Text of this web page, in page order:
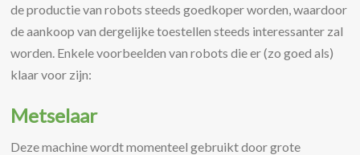
de productie van robots steeds goedkoper worden, waardoor
de aankoop van dergelijke toestellen steeds interessanter zal
worden. Enkele voorbeelden van robots die er (zo goed als)
klaar voor zijn:
Metselaar
Deze machine wordt momenteel gebruikt door grote